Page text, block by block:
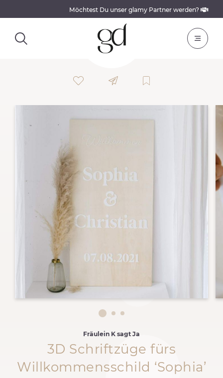
Möchtest Du unser glamy Partner werden?
Fräulein K sagt Ja
3D Schriftzüge fürs
Willkommensschild ‘Sophia’